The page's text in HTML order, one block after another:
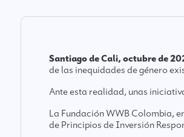
Santiago de Cali, octubre de
de las inequidades de género
Ante esta realidad, unas
La Fundación WWB Colombia,
de Principios de Inversión